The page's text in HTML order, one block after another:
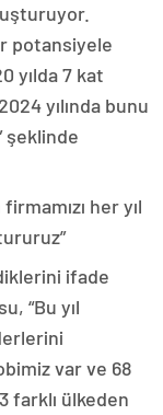
potansiyele
yılda 7 kat
yılında bunu
şeklinde
her yıl
ifade
“Bu yıl
var ve 68
farklı ülkeden